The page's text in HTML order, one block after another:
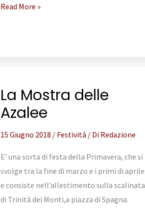
La
Read More »
La Mostra delle
Azalee
15 Giugno 2018 / Festività / Di Redazione
E’ una sorta di festa della Primavera, che si
svolge tra la fine di marzo e i primi di aprile
e consiste nell’allestimento sulla scalinata
di Trinità dei Monti,a piazza di Spagna.